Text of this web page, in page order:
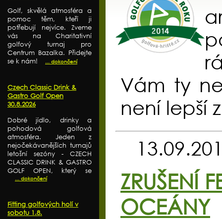
Golf, skvělá atmosféra a
pomoc těm, kteří ji
potřebují nejvíce. Zveme
vás na Charitativní
golfový turnaj pro
Centrum Bazalka. Přidejte
se k nám!
... dokončení
Czech Classic Drink &
Gastro Golf Open
30.8.2026
Dobré jídlo, drinky a
pohodová golfová
atmosféra. Jeden z
nejočekávanějších turnajů
letošní sezóny - CZECH
CLASSIC DRINK & GASTRO
GOLF OPEN, který se
... dokončení
Fitting golfových holí v
sobotu 1.8.
Vám ty
není lepší
ZRUŠENÍ
OCEÁNY